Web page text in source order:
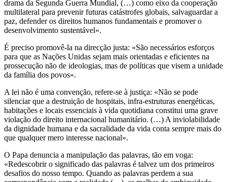
drama da Segunda Guerra Mundial, (…) como eixo da cooperação
multilateral para prevenir futuras catástrofes globais, salvaguardar a
paz, defender os direitos humanos fundamentais e promover o
desenvolvimento sustentável».
É preciso promovê-la na direcção justa: «São necessários esforços
para que as Nações Unidas sejam mais orientadas e eficientes na
prossecução não de ideologias, mas de políticas que visem a unidade
da família dos povos».
A lei não é uma convenção, refere-se à justiça: «Não se pode
silenciar que a destruição de hospitais, infra-estruturas energéticas,
habitações e locais essenciais à vida quotidiana constitui uma grave
violação do direito internacional humanitário. (…) A inviolabilidade
da dignidade humana e da sacralidade da vida conta sempre mais do
que qualquer mero interesse nacional».
O Papa denuncia a manipulação das palavras, tão em voga:
«Redescobrir o significado das palavras é talvez um dos primeiros
desafios do nosso tempo. Quando as palavras perdem a sua